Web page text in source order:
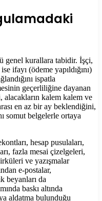
genel kurallara tabidir. İşçi,
ifayı (ödeme yapıldığını)
ispatla
geçerliliğine dayanan
alacakların kalem kalem ve
en az bir ay beklendiğini,
somut belgelerle ortaya
hesap pusulaları,
fazla mesai çizelgeleri,
ve yazışmalar
e-postalar,
beyanları da
baskı altında
aldatma bulunduğu